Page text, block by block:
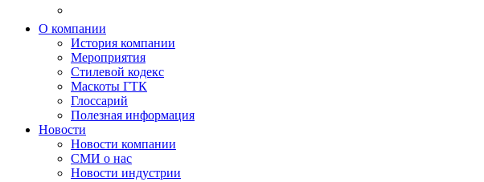
О компании
История компании
Мероприятия
Стилевой кодекс
Маскоты ГТК
Глоссарий
Полезная информация
Новости
Новости компании
СМИ о нас
Новости индустрии